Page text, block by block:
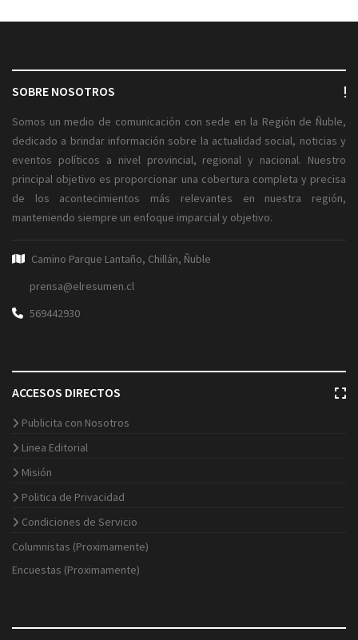
SOBRE NOSOTROS
Somos un medio de comunicación con sede en la Región de Ñuble,
dedicado a brindar información sobre la actualidad social, noticias y
eventos políticos a nivel provincial, regional y nacional. Nuestro
principal objetivo es proporcionar una cobertura completa y precisa
de los acontecimientos más relevantes en nuestra región,
manteniendo siempre un enfoque imparcial y objetivo.
Camino Parque Lantaño, Chillán, Ñuble
prensa@elresumen.cl
569442930
ACCESOS DIRECTOS
Publicita con Nosotros
Linea Editorial
Misión
Politica de Privacidad
Condiciones de Servicio
Columnistas (Proximamente)
Encuestas (Proximamente)